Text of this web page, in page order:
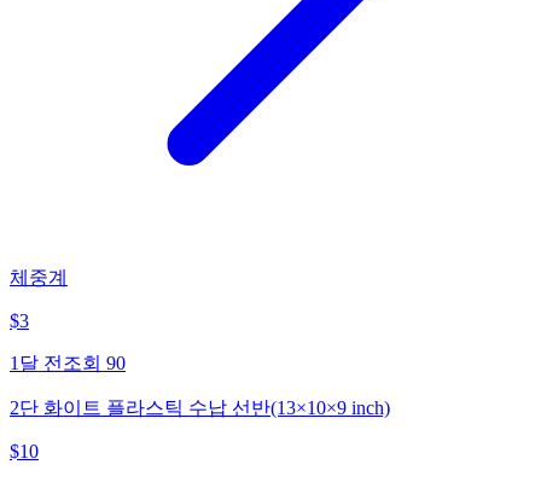
체중계
$3
1달 전 조회 90
2단 화이트 플라스틱 수납 선반(13×10×9 inch)
$10